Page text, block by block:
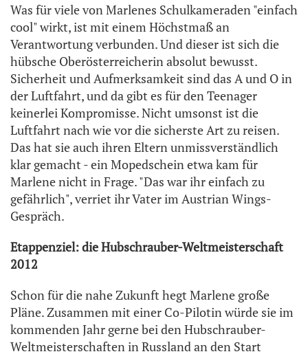
Was für viele von Marlenes Schulkameraden "einfach
cool" wirkt, ist mit einem Höchstmaß an
Verantwortung verbunden. Und dieser ist sich die
hübsche Oberösterreicherin absolut bewusst.
Sicherheit und Aufmerksamkeit sind das A und O in
der Luftfahrt, und da gibt es für den Teenager
keinerlei Kompromisse. Nicht umsonst ist die
Luftfahrt nach wie vor die sicherste Art zu reisen.
Das hat sie auch ihren Eltern unmissverständlich
klar gemacht - ein Mopedschein etwa kam für
Marlene nicht in Frage. "Das war ihr einfach zu
gefährlich", verriet ihr Vater im Austrian Wings-
Gespräch.
Etappenziel: die Hubschrauber-Weltmeisterschaft
2012
Schon für die nahe Zukunft hegt Marlene große
Pläne. Zusammen mit einer Co-Pilotin würde sie im
kommenden Jahr gerne bei den Hubschrauber-
Weltmeisterschaften in Russland an den Start